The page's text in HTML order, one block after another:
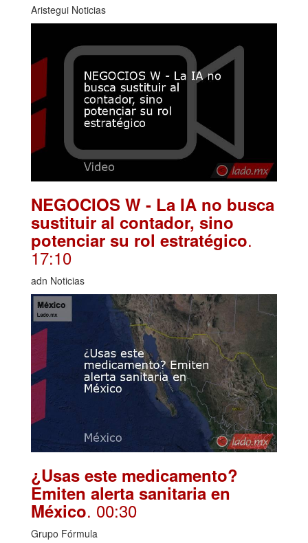
Aristegui Noticias
NEGOCIOS W - La IA no busca
sustituir al contador, sino
potenciar su rol estratégico.
17:10
adn Noticias
¿Usas este medicamento?
Emiten alerta sanitaria en
México. 00:30
Grupo Fórmula